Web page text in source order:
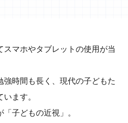
基づく表記
スマホやタブレットの使用が当
強時間も長く、現代の子どもた
ます。
子どもの近視」。